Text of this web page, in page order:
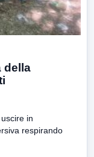
della
in
respirando